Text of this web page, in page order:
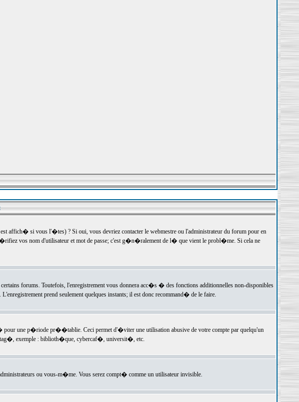
affich� si vous l'�tes) ? Si oui, vous devriez contacter le webmestre ou l'administrateur du forum pour en
vos nom d'utilisateur et mot de passe; c'est g�n�ralement de l� que vient le probl�me. Si cela ne
forums. Toutefois, l'enregistrement vous donnera acc�s � des fonctions additionnelles non-disponibles
prend seulement quelques instants; il est donc recommand� de le faire.
pour une p�riode pr��tablie. Ceci permet d'�viter une utilisation abusive de votre compte par quelqu'un
exemple : biblioth�que, cybercaf�, universit�, etc.
ou vous-m�me. Vous serez compt� comme un utilisateur invisible.